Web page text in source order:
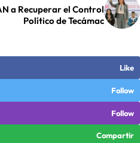
a Recuperar el Control
Político de Tecámac
Like
Follow
Follow
Compartir